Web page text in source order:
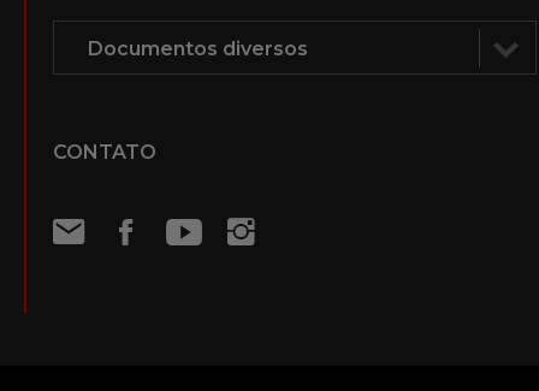
CONTATO